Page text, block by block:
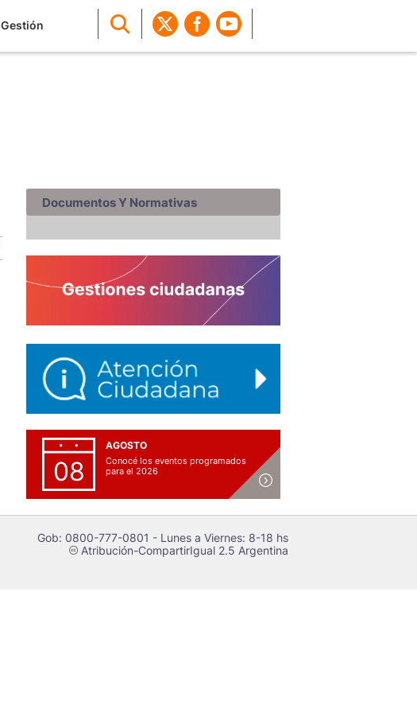
Gestión
Documentos Y Normativas
08
AGOSTO
Conocé los eventos programados
para el 2026
Gob: 0800-777-0801 - Lunes a Viernes: 8-18 hs
cAtribución-CompartirIgual 2.5 Argentina